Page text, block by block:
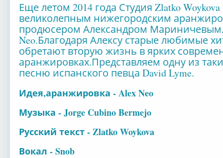
Еще летом 2014 года Студия Zlatko
великолепным нижегородским
продюсером Александром
Neo.Благодаря Алексу старые любимые
обретают вторую жизнь в ярких
аранжировках.Представляем одну из
песню испанского певца David Lyme.
Идея,аранжировка - Alex Neo
Музыка - Jorge Cubino Bermejo
Русский текст - Zlatko Woykova
Вокал - Snob